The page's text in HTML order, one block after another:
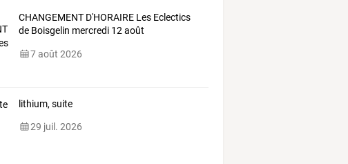
CHANGEMENT D'HORAIRE Les Eclectics
de Boisgelin mercredi 12 août
7 août 2026
lithium, suite
29 juil. 2026